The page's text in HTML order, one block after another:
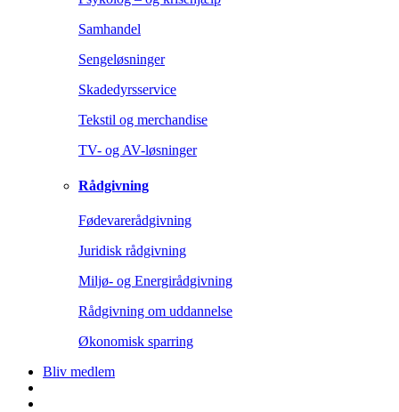
Samhandel
Sengeløsninger
Skadedyrsservice
Tekstil og merchandise
TV- og AV-løsninger
Rådgivning
Fødevarerådgivning
Juridisk rådgivning
Miljø- og Energirådgivning
Rådgivning om uddannelse
Økonomisk sparring
Bliv medlem